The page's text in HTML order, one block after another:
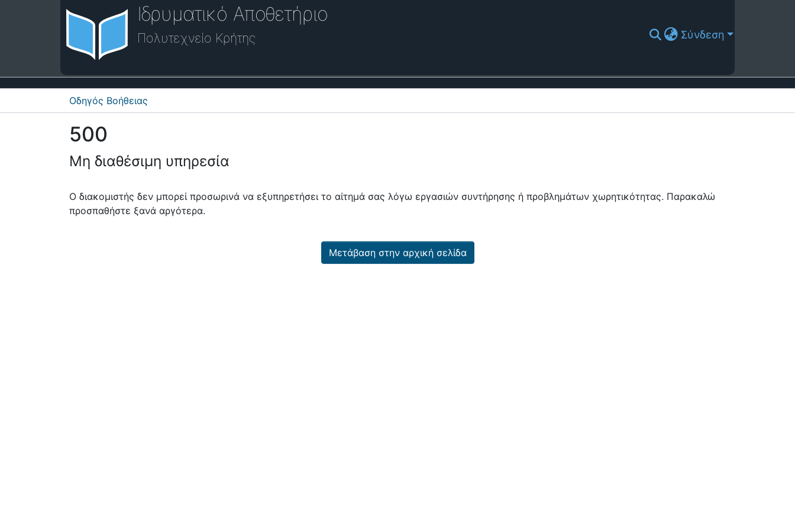
Ιδρυματικό Αποθετήριο
Πολυτεχνείο Κρήτης Σύνδεση
Οδηγός Βοήθειας
500
Μη διαθέσιμη υπηρεσία
Ο διακομιστής δεν μπορεί προσωρινά να εξυπηρετήσει το αίτημά σας λόγω εργασιών συντήρησης ή προβλημάτων χωρητικότητας. Παρακαλώ
προσπαθήστε ξανά αργότερα.
Μετάβαση στην αρχική σελίδα